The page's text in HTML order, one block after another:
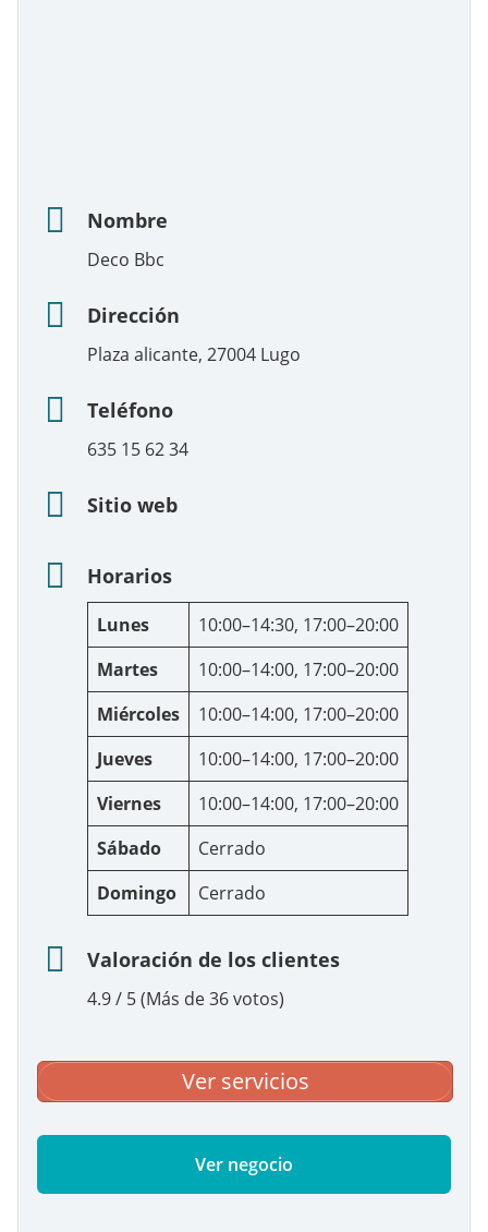
Nombre
Deco Bbc
Dirección
Plaza alicante, 27004 Lugo
Teléfono
635 15 62 34
Sitio web
Horarios
Lunes
10:00–14:30, 17:00–20:00
Martes
10:00–14:00, 17:00–20:00
Miércoles
10:00–14:00, 17:00–20:00
Jueves
10:00–14:00, 17:00–20:00
Viernes
10:00–14:00, 17:00–20:00
Sábado
Cerrado
Domingo
Cerrado
Valoración de los clientes
4.9 / 5 (Más de 36 votos)
Ver servicios
Ver negocio